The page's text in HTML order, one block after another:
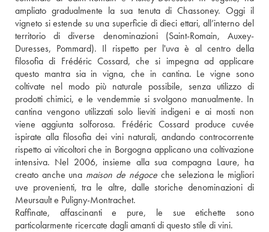
ampliato gradualmente la sua tenuta di Chassoney. Oggi il
vigneto si estende su una superficie di dieci ettari, all’interno del
territorio di diverse denominazioni (Saint-Romain, Auxey-
Duresses, Pommard). Il rispetto per l'uva è al centro della
filosofia di Frédéric Cossard, che si impegna ad applicare
questo mantra sia in vigna, che in cantina. Le vigne sono
coltivate nel modo più naturale possibile, senza utilizzo di
prodotti chimici, e le vendemmie si svolgono manualmente. In
cantina vengono utilizzati solo lieviti indigeni e ai mosti non
viene aggiunta solforosa. Frédéric Cossard produce cuvée
ispirate alla filosofia dei vini naturali, andando controcorrente
rispetto ai viticoltori che in Borgogna applicano una coltivazione
intensiva. Nel 2006, insieme alla sua compagna Laure, ha
creato anche una maison de négoce che seleziona le migliori
uve provenienti, tra le altre, dalle storiche denominazioni di
Meursault e Puligny-Montrachet.
Raffinate, affascinanti e pure, le sue etichette sono
particolarmente ricercate dagli amanti di questo stile di vini.